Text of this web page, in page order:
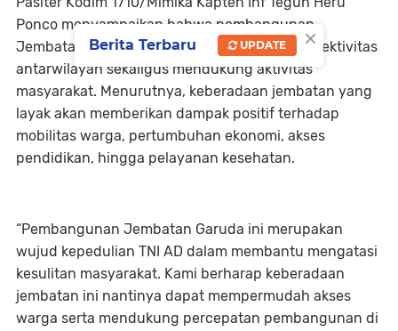
Ponco menyampaikan bahwa pembangunan
Jembatan Garuda bertujuan memperkuat konektivitas
antarwilayah sekaligus mendukung aktivitas
masyarakat. Menurutnya, keberadaan jembatan yang
layak akan memberikan dampak positif terhadap
mobilitas warga, pertumbuhan ekonomi, akses
pendidikan, hingga pelayanan kesehatan.
“Pembangunan Jembatan Garuda ini merupakan
wujud kepedulian TNI AD dalam membantu mengatasi
kesulitan masyarakat. Kami berharap keberadaan
jembatan ini nantinya dapat mempermudah akses
warga serta mendukung percepatan pembangunan di
×
Berita Terbaru UPDATE